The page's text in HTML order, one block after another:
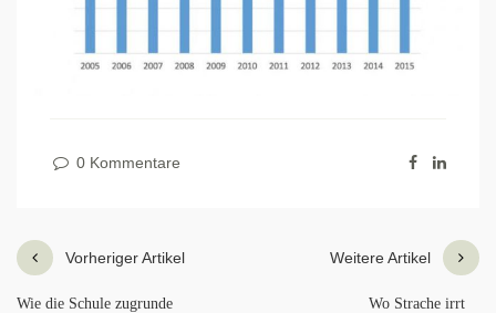
0 Kommentare
Vorheriger Artikel
Wie die Schule zugrunde
Weitere Artikel
Wo Strache irrt